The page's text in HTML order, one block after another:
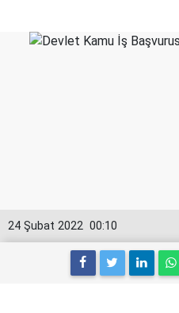
00:10
24 Şubat 2022